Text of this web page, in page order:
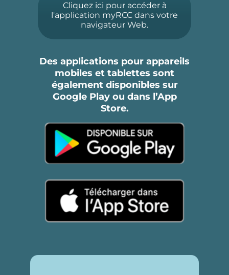
Cliquez ici pour accéder à
l'application myRCC dans votre
navigateur Web.
Des applications pour appareils
mobiles et tablettes sont
également disponibles sur
Google Play ou dans l’App
Store.